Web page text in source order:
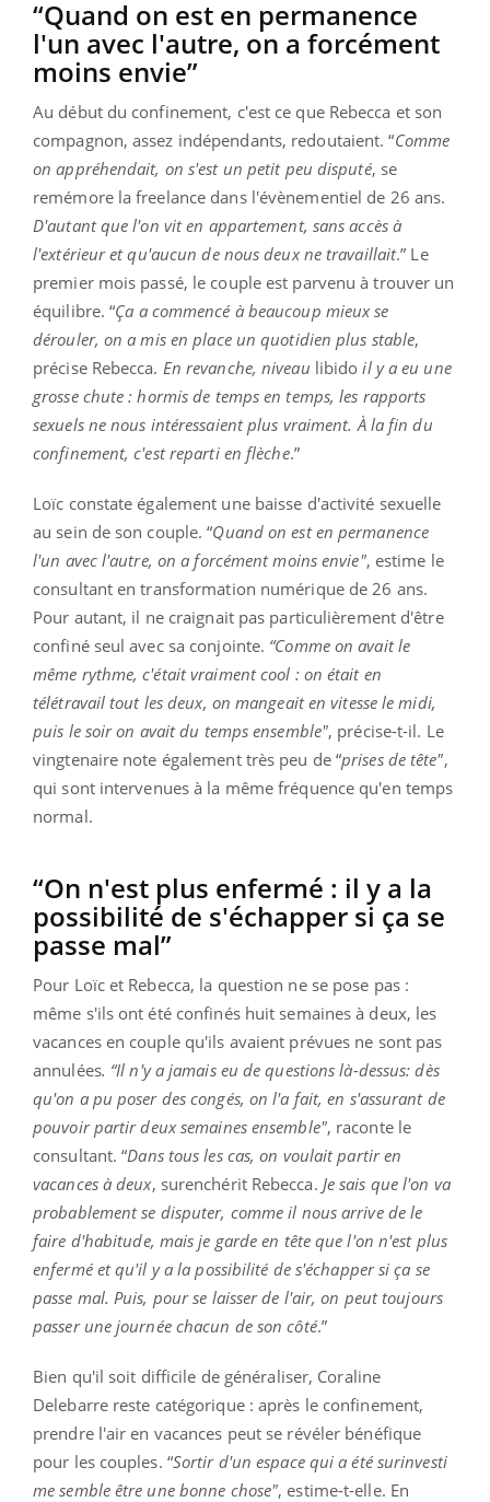
“Quand on est en permanence
l'un avec l'autre, on a forcément
moins envie”
Au début du confinement, c'est ce que Rebecca et son
compagnon, assez indépendants, redoutaient. “Comme
on appréhendait, on s'est un petit peu disputé, se
remémore la freelance dans l'évènementiel de 26 ans.
D'autant que l'on vit en appartement, sans accès à
l'extérieur et qu'aucun de nous deux ne travaillait.” Le
premier mois passé, le couple est parvenu à trouver un
équilibre. “Ça a commencé à beaucoup mieux se
dérouler, on a mis en place un quotidien plus stable,
précise Rebecca. En revanche, niveau libido il y a eu une
grosse chute : hormis de temps en temps, les rapports
sexuels ne nous intéressaient plus vraiment. À la fin du
confinement, c'est reparti en flèche.”
Loïc constate également une baisse d'activité sexuelle
au sein de son couple. “Quand on est en permanence
l'un avec l'autre, on a forcément moins envie", estime le
consultant en transformation numérique de 26 ans.
Pour autant, il ne craignait pas particulièrement d'être
confiné seul avec sa conjointe. “Comme on avait le
même rythme, c'était vraiment cool : on était en
télétravail tout les deux, on mangeait en vitesse le midi,
puis le soir on avait du temps ensemble", précise-t-il. Le
vingtenaire note également très peu de “prises de tête",
qui sont intervenues à la même fréquence qu'en temps
normal.
“On n'est plus enfermé : il y a la
possibilité de s'échapper si ça se
passe mal”
Pour Loïc et Rebecca, la question ne se pose pas :
même s'ils ont été confinés huit semaines à deux, les
vacances en couple qu'ils avaient prévues ne sont pas
annulées. “Il n'y a jamais eu de questions là-dessus: dès
qu'on a pu poser des congés, on l'a fait, en s'assurant de
pouvoir partir deux semaines ensemble", raconte le
consultant. “Dans tous les cas, on voulait partir en
vacances à deux, surenchérit Rebecca. Je sais que l'on va
probablement se disputer, comme il nous arrive de le
faire d'habitude, mais je garde en tête que l'on n'est plus
enfermé et qu'il y a la possibilité de s'échapper si ça se
passe mal. Puis, pour se laisser de l'air, on peut toujours
passer une journée chacun de son côté.”
Bien qu'il soit difficile de généraliser, Coraline
Delebarre reste catégorique : après le confinement,
prendre l'air en vacances peut se révéler bénéfique
pour les couples. “Sortir d'un espace qui a été surinvesti
me semble être une bonne chose", estime-t-elle. En